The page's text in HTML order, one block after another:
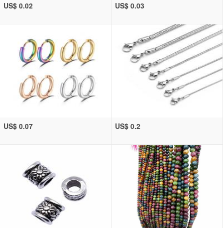
US$ 0.02 US$ 0.03
US$ 0.07 US$ 0.2